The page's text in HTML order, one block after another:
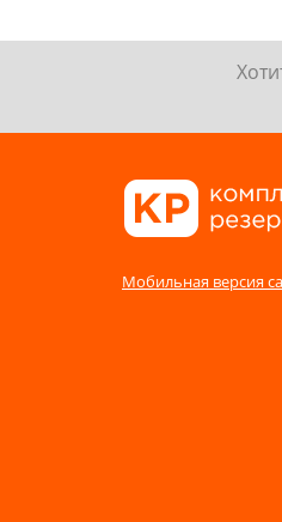
Мобильная версия